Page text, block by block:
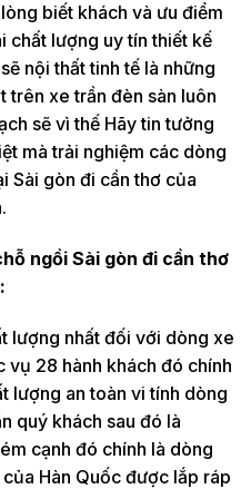
biết khách và ưu điểm
chất lượng uy tín thiết kế
nội thất tinh tế là những
trên xe trần đèn sàn luôn
sẽ vì thế Hãy tin tưởng
mà trải nghiệm các dòng
Sài gòn đi cần thơ của
ngồi Sài gòn đi cần thơ
lượng nhất đối với dòng xe
28 hành khách đó chính
lượng an toàn vi tính dòng
quý khách sau đó là
cạnh đó chính là dòng
Hàn Quốc được lắp ráp